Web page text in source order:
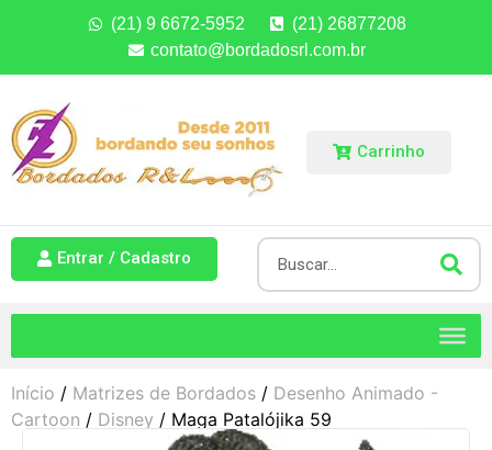
(21) 9 6672-5952
(21) 26877208
contato@bordadosrl.com.br
Carrinho
Entrar / Cadastro
Início / Matrizes de Bordados / Desenho Animado -
Cartoon / Disney / Maga Patalójika 59